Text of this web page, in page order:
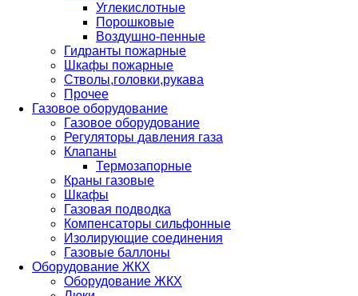
Углекислотные
Порошковые
Воздушно-пенные
Гидранты пожарные
Шкафы пожарные
Стволы,головки,рукава
Прочее
Газовое оборудование
Газовое оборудование
Регуляторы давления газа
Клапаны
Термозапорные
Краны газовые
Шкафы
Газовая подводка
Компенсаторы сильфонные
Изолирующие соединения
Газовые баллоны
Оборудование ЖКХ
Оборудование ЖКХ